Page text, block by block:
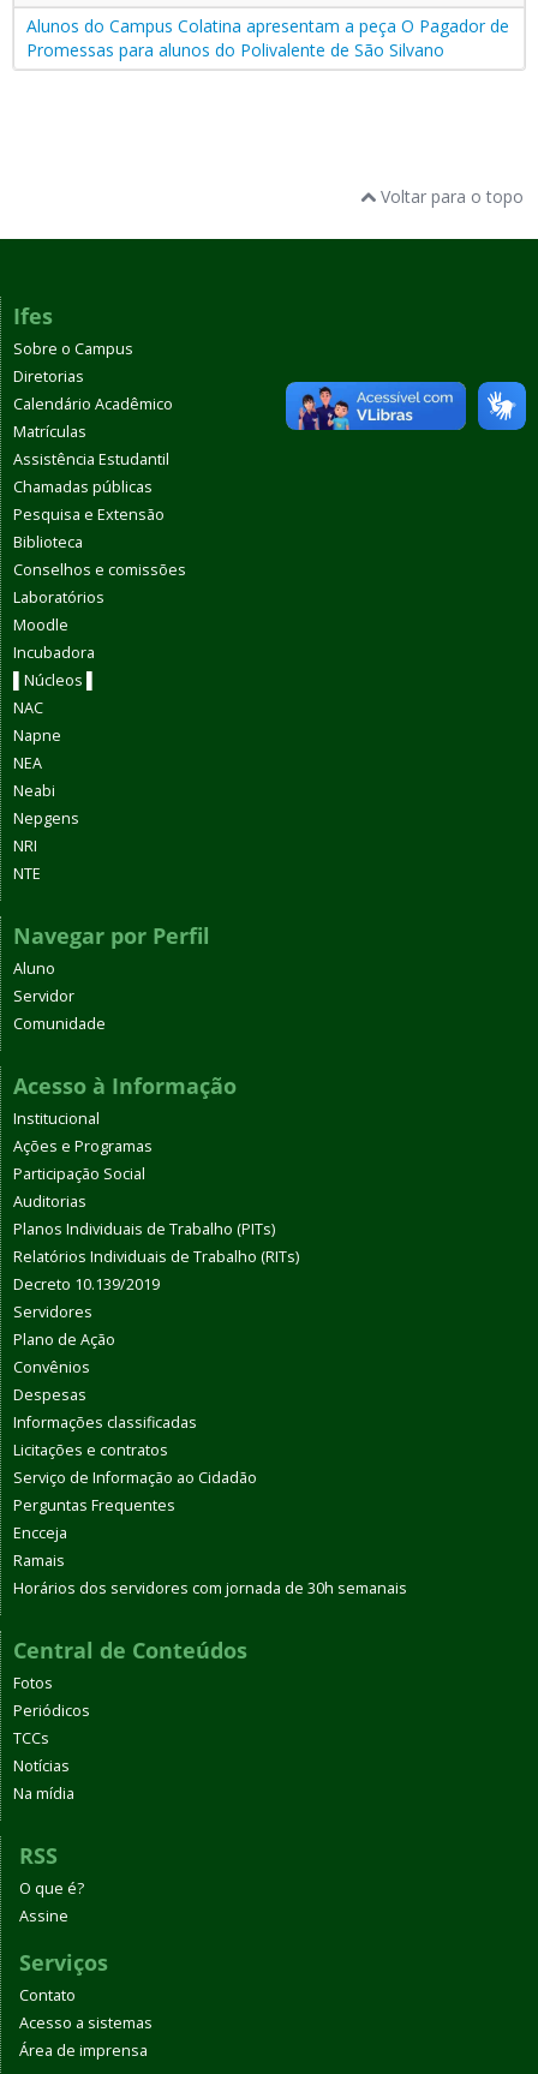
Alunos do Campus Colatina apresentam a peça O Pagador de
Promessas para alunos do Polivalente de São Silvano
Voltar para o topo
Ifes
Sobre o Campus
Diretorias
Calendário Acadêmico
Matrículas
Assistência Estudantil
Chamadas públicas
Pesquisa e Extensão
Biblioteca
Conselhos e comissões
Laboratórios
Moodle
Incubadora
▌Núcleos ▌
NAC
Napne
NEA
Neabi
Nepgens
NRI
NTE
Navegar por Perfil
Aluno
Servidor
Comunidade
Acesso à Informação
Institucional
Ações e Programas
Participação Social
Auditorias
Planos Individuais de Trabalho (PITs)
Relatórios Individuais de Trabalho (RITs)
Decreto 10.139/2019
Servidores
Plano de Ação
Convênios
Despesas
Informações classificadas
Licitações e contratos
Serviço de Informação ao Cidadão
Perguntas Frequentes
Encceja
Ramais
Horários dos servidores com jornada de 30h semanais
Central de Conteúdos
Fotos
Periódicos
TCCs
Notícias
Na mídia
RSS
O que é?
Assine
Serviços
Contato
Acesso a sistemas
Área de imprensa